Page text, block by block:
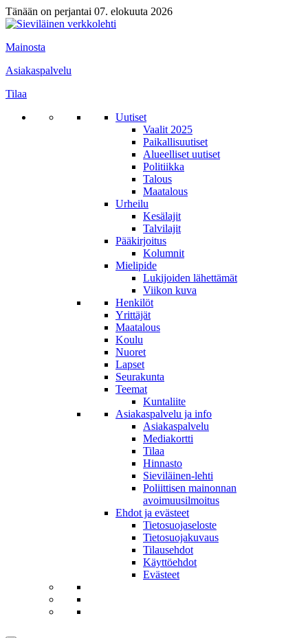
Tänään on perjantai 07. elokuuta 2026
Mainosta
Asiakaspalvelu
Tilaa
Uutiset
Vaalit 2025
Paikallisuutiset
Alueelliset uutiset
Politiikka
Talous
Maatalous
Urheilu
Kesälajit
Talvilajit
Pääkirjoitus
Kolumnit
Mielipide
Lukijoiden lähettämät
Viikon kuva
Henkilöt
Yrittäjät
Maatalous
Koulu
Nuoret
Lapset
Seurakunta
Teemat
Kuntaliite
Asiakaspalvelu ja info
Asiakaspalvelu
Mediakortti
Tilaa
Hinnasto
Sieviläinen-lehti
Poliittisen mainonnan
avoimuusilmoitus
Ehdot ja evästeet
Tietosuojaseloste
Tietosuojakuvaus
Tilausehdot
Käyttöehdot
Evästeet